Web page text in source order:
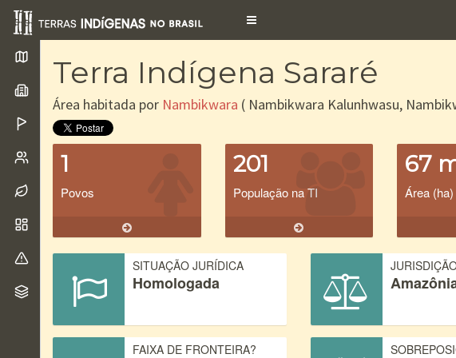
Toggle
Terra Indígena Sararé
Área habitada por Nambikwara ( Nambikwara Kalunhwasu,
1
Povos
201
População na TI
67
Área (ha)
SITUAÇÃO JURÍDICA
Homologada
FAIXA DE FRONTEIRA?